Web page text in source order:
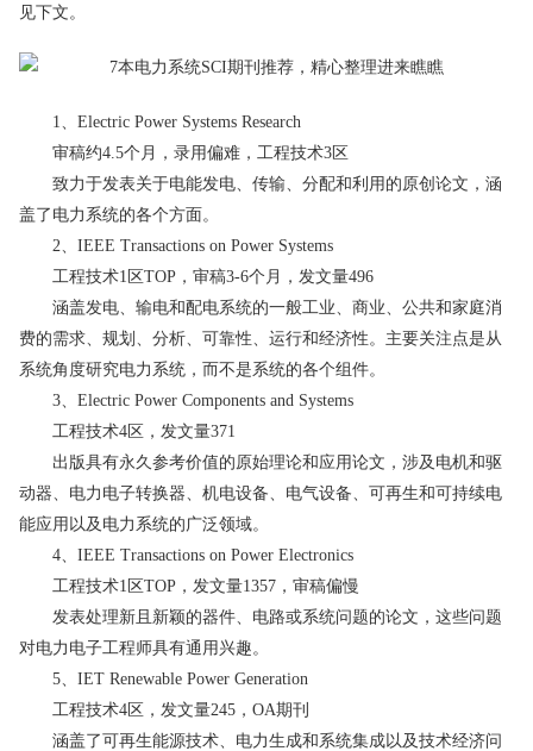
见下文。
1、Electric Power Systems Research
审稿约4.5个月，录用偏难，工程技术3区
致力于发表关于电能发电、传输、分配和利用的原创论文，涵
盖了电力系统的各个方面。
2、IEEE Transactions on Power Systems
工程技术1区TOP，审稿3-6个月，发文量496
涵盖发电、输电和配电系统的一般工业、商业、公共和家庭消
费的需求、规划、分析、可靠性、运行和经济性。主要关注点是从
系统角度研究电力系统，而不是系统的各个组件。
3、Electric Power Components and Systems
工程技术4区，发文量371
出版具有永久参考价值的原始理论和应用论文，涉及电机和驱
动器、电力电子转换器、机电设备、电气设备、可再生和可持续电
能应用以及电力系统的广泛领域。
4、IEEE Transactions on Power Electronics
工程技术1区TOP，发文量1357，审稿偏慢
发表处理新且新颖的器件、电路或系统问题的论文，这些问题
对电力电子工程师具有通用兴趣。
5、IET Renewable Power Generation
工程技术4区，发文量245，OA期刊
涵盖了可再生能源技术、电力生成和系统集成以及技术经济问